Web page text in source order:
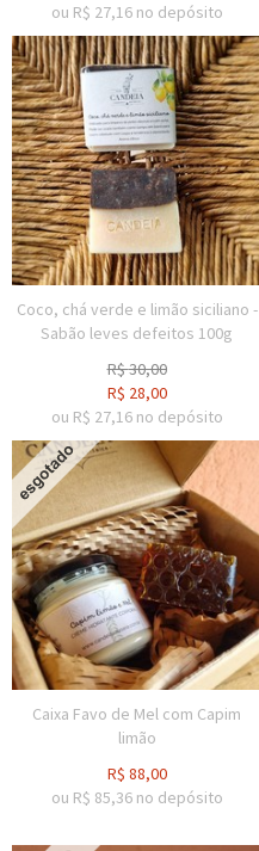
ou R$ 27,16 no depósito
Coco, chá verde e limão siciliano -
Sabão leves defeitos 100g
R$30,00
R$ 28,00
ou R$ 27,16 no depósito
Caixa Favo de Mel com Capim
limão
R$ 88,00
ou R$ 85,36 no depósito